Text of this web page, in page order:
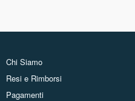
Chi Siamo
Resi e Rimborsi
Pagamenti